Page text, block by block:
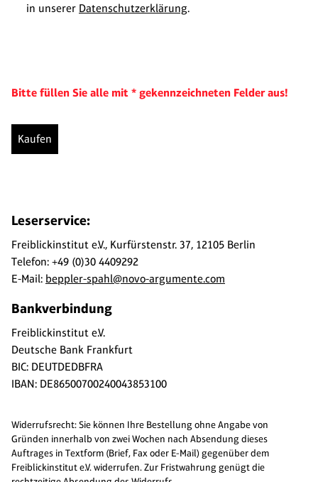
in unserer Datenschutzerklärung.
Bitte füllen Sie alle mit * gekennzeichneten Felder aus!
Leserservice:
Freiblickinstitut e.V., Kurfürstenstr. 37, 12105 Berlin
Telefon: +49 (0)30 4409292
E-Mail: beppler-spahl@novo-argumente.com
Bankverbindung
Freiblickinstitut e.V.
Deutsche Bank Frankfurt
BIC: DEUTDEDBFRA
IBAN: DE86500700240043853100
Widerrufsrecht: Sie können Ihre Bestellung ohne Angabe von
Gründen innerhalb von zwei Wochen nach Absendung dieses
Auftrages in Textform (Brief, Fax oder E-Mail) gegenüber dem
Freiblickinstitut e.V. widerrufen. Zur Fristwahrung genügt die